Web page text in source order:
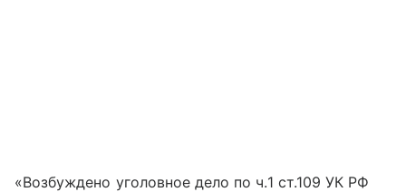
«Возбуждено уголовное дело по ч.1 ст.109 УК РФ